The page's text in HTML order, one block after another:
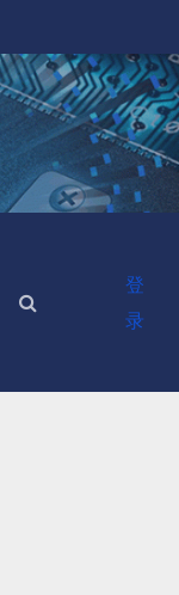
登
录